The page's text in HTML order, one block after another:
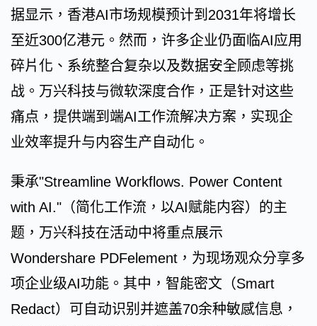
据显示，香港AI市场规模预计到2031年将增长
至近300亿港元。然而，许多企业仍面临AI应用
碎片化、系统整合复杂以及数据安全顾虑等挑
战。万兴科技与微软深度合作，正是针对这些
痛点，提供端到端AI工作流解决方案，实现企
业效率提升与内容生产自动化。
秉承"Streamline Workflows. Power Content
with AI."（简化工作流，以AI赋能内容）的主
题，万兴科技在活动中将重点展示
Wondershare PDFelement，为现场观众分享多
项企业级AI功能。其中，智能密文（Smart
Redact）可自动识别并遮盖70余种敏感信息，